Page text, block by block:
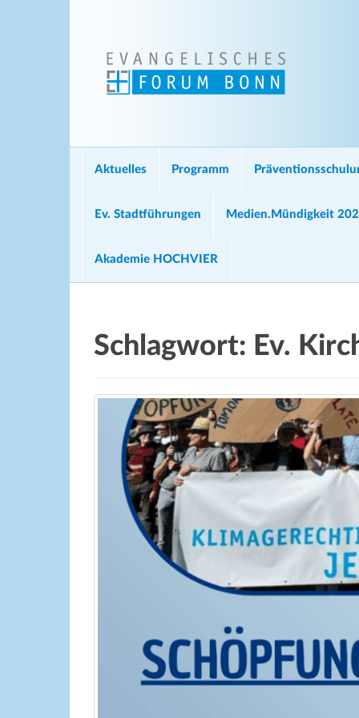
Aktuelles Programm
Ev. Stadtführungen Medien.Mündigkeit
Akademie HOCHVIER
Schlagwort: Ev.